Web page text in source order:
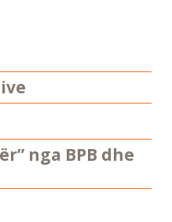
nga BPB dhe